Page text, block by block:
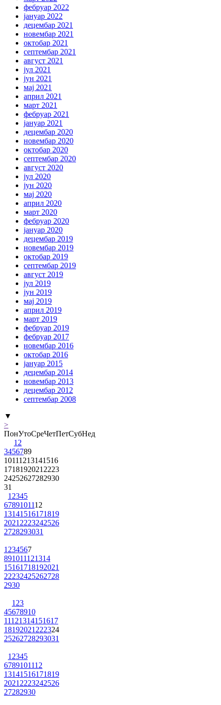
фебруар 2022
јануар 2022
децембар 2021
новембар 2021
октобар 2021
септембар 2021
август 2021
јул 2021
јун 2021
мај 2021
април 2021
март 2021
фебруар 2021
јануар 2021
децембар 2020
новембар 2020
октобар 2020
септембар 2020
август 2020
јул 2020
јун 2020
мај 2020
април 2020
март 2020
фебруар 2020
јануар 2020
децембар 2019
новембар 2019
октобар 2019
септембар 2019
август 2019
јул 2019
јун 2019
мај 2019
април 2019
март 2019
фебруар 2019
фебруар 2017
новембар 2016
октобар 2016
јануар 2015
децембар 2014
новембар 2013
децембар 2012
септембар 2008
▼
>
ПонУтоСреЧетПетСубНед
1 2
3456789
10111213141516
1718192021 2223
24252627282930
31
1 2345
6789101112
13141516171819
2021 2223242526
2728293031
1 234567
891011121314
15161718192021
22232425262728
2930
1 23
45678910
11121314151617
18192021 222324
25262728293031
1 2345
6789101112
13141516171819
2021 2223242526
27282930